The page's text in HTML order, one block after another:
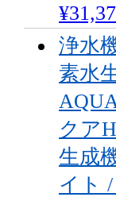
浄水
素水
クア
生成
イト